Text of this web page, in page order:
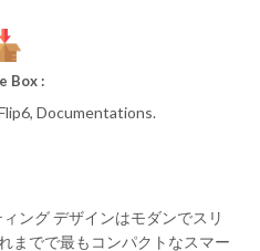
Box :
Documentations.
ング デザインはモダンでスリ
までで最もコンパクトなスマー